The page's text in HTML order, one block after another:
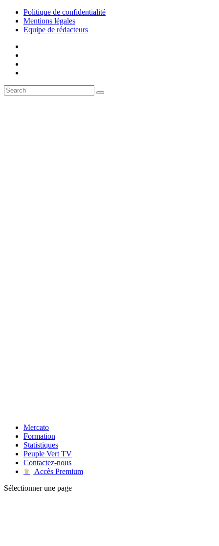
Politique de confidentialité
Mentions légales
Equipe de rédacteurs
Mercato
Formation
Statistiques
Peuple Vert TV
Contactez-nous
♛
Accès Premium
Sélectionner une page